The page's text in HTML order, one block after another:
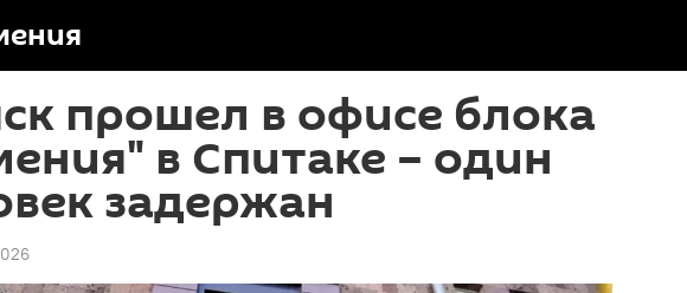
прошел в офисе блока
в Спитаке – один
задержан